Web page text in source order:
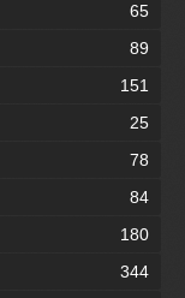
65
89
151
25
78
84
180
344